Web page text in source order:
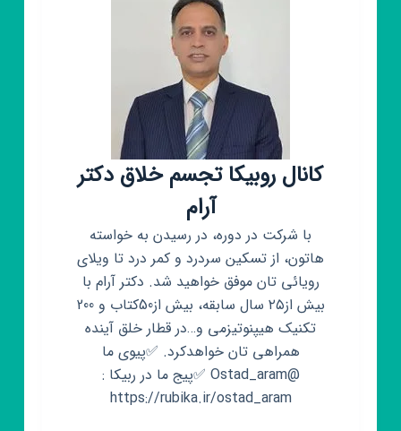
کانال روبیکا تجسم خلاق دکتر
آرام
با شرکت در دوره، در رسیدن به خواسته
هاتون، از تسکین سردرد و کمر درد تا ویلای
رویائی تان موفق خواهید شد. دکتر آرام با
بیش از۲۵ سال سابقه، بیش از50کتاب و 200
تکنیک هیپنوتیزمی و…در قطار خلق آینده
همراهی تان خواهدکرد. ✅پیوی ما
@Ostad_aram ✅پیج ما در ربیکا :
https://rubika.ir/ostad_aram